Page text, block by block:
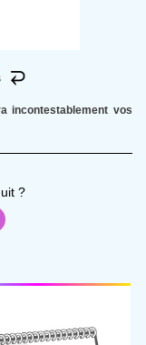
incontestablement vos
?